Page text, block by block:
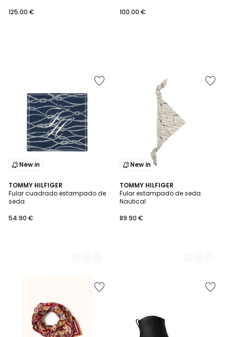
125.00 €
100.00 €
New in
TOMMY HILFIGER
Fular cuadrado estampado de
seda
54.90 €
2
Colores
New in
TOMMY HILFIGER
Fular estampado de seda
Nautical
89.90 €
2
Colores